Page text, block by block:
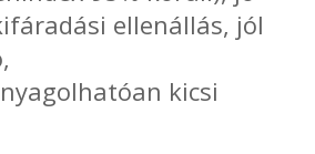
ellenállás, jól
kicsi